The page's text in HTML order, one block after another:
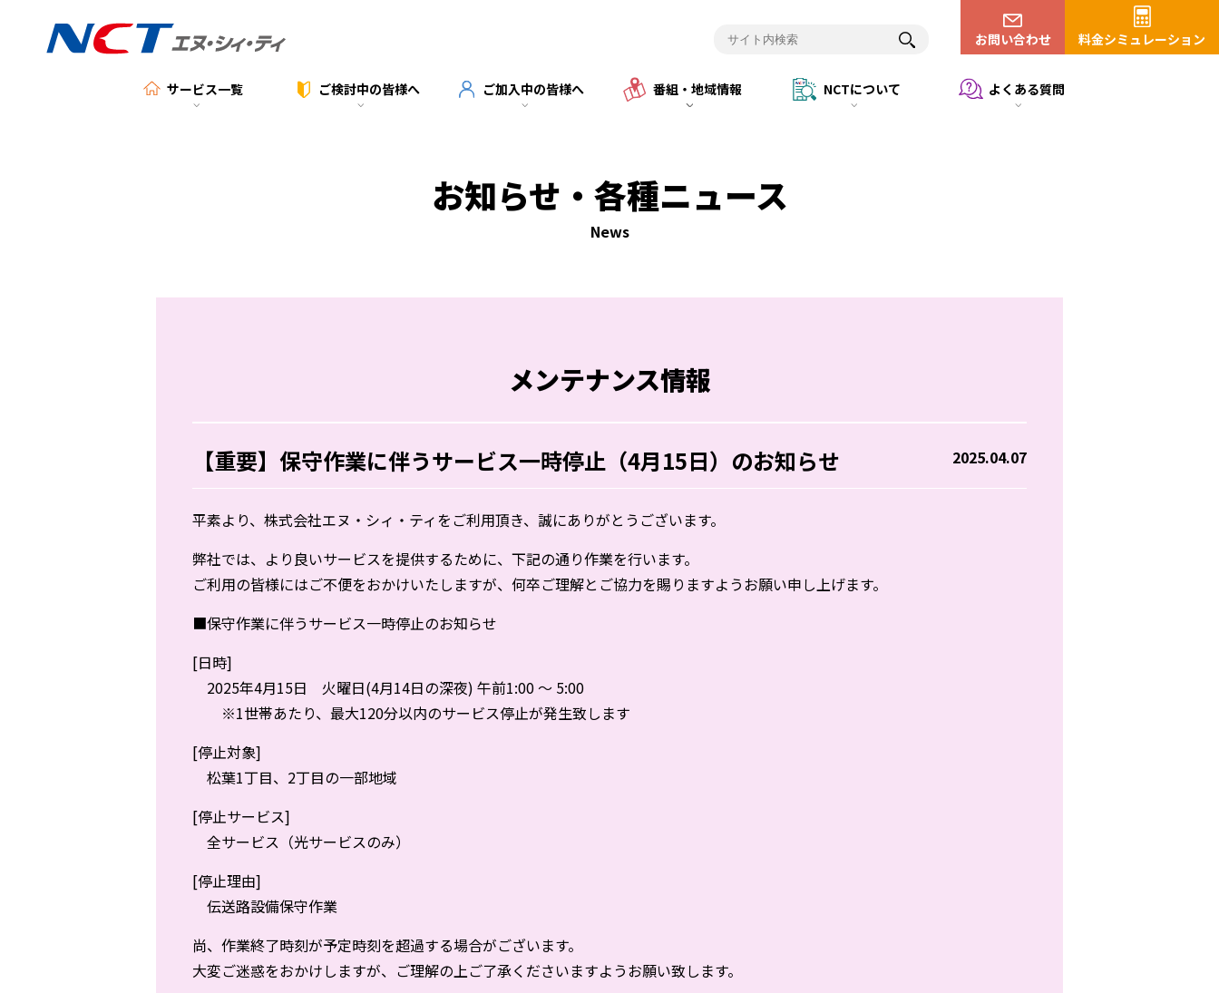
お問い合わせ 料金シミュレーション
サービス一覧 ご検討中の皆様へ ご加入中の皆様へ 番組・地域情報 NCTについて よくある質問
お知らせ・各種ニュース
News
メンテナンス情報
【重要】保守作業に伴うサービス一時停止（4月15日）のお知らせ 2025.04.07
平素より、株式会社エヌ・シィ・ティをご利用頂き、誠にありがとうございます。
弊社では、より良いサービスを提供するために、下記の通り作業を行います。
ご利用の皆様にはご不便をおかけいたしますが、何卒ご理解とご協力を賜りますようお願い申し上げます。
■保守作業に伴うサービス一時停止のお知らせ
[日時]
2025年4月15日 火曜日(4月14日の深夜) 午前1:00 ～ 5:00
※1世帯あたり、最大120分以内のサービス停止が発生致します
[停止対象]
松葉1丁目、2丁目の一部地域
[停止サービス]
全サービス（光サービスのみ）
[停止理由]
伝送路設備保守作業
尚、作業終了時刻が予定時刻を超過する場合がございます。
大変ご迷惑をおかけしますが、ご理解の上ご了承くださいますようお願い致します。